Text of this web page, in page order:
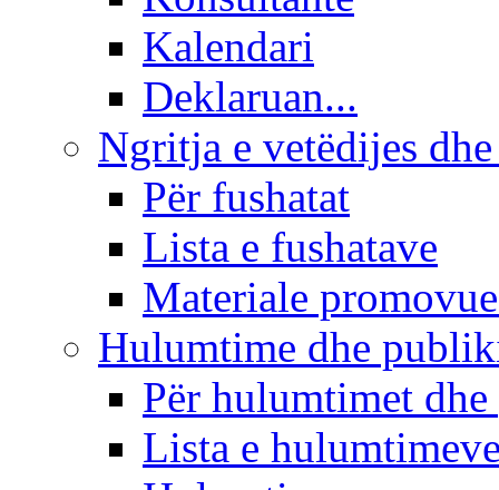
Kalendari
Deklaruan...
Ngritja e vetëdijes
Për fushatat
Lista e fushatave
Materiale
Hulumtime dhe
Për hulumtimet
Lista e